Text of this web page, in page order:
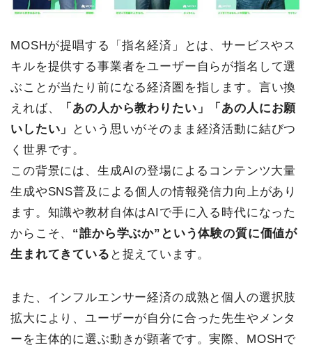
MOSHが提唱する「指名経済」とは、サービスやス
キルを提供する事業者をユーザー自らが指名して選
ぶことが当たり前になる経済圏を指します。言い換
えれば、
「あの人から教わりたい」「あの人にお願
いしたい」
という思いがそのまま経済活動に結びつ
く世界です。
この背景には、生成AIの登場によるコンテンツ大量
生成やSNS普及による個人の情報発信力向上があり
ます。知識や教材自体はAIで手に入る時代になった
からこそ、 “誰から学ぶか”という体験の質に価値が
生まれてきている と捉えています。
また、インフルエンサー経済の成熟と個人の選択肢
拡大により、ユーザーが自分に合った先生やメンタ
ーを主体的に選ぶ動きが顕著です。実際、MOSHで